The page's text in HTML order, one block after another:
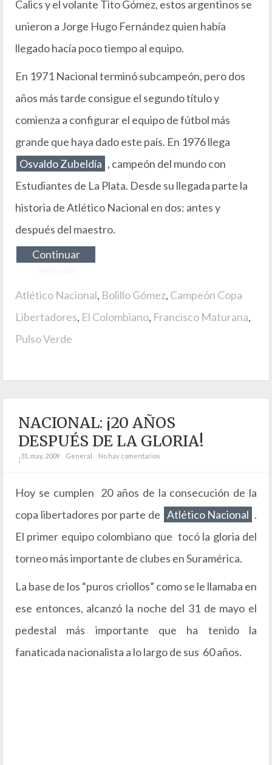
Calics y el volante Tito Gómez, estos argentinos se
unieron a Jorge Hugo Fernández quien había
llegado hacía poco tiempo al equipo.
En 1971 Nacional terminó subcampeón, pero dos
años más tarde consigue el segundo título y
comienza a configurar el equipo de fútbol más
grande que haya dado este país. En 1976 llega
Osvaldo Zubeldía , campeón del mundo con
Estudiantes de La Plata. Desde su llegada parte la
historia de Atlético Nacional en dos: antes y
después del maestro.
Continuar
Atlético Nacional, Bolillo Gómez, Campeón Copa
Libertadores, El Colombiano, Francisco Maturana,
Pulso Verde
NACIONAL: ¡20 AÑOS
DESPUÉS DE LA GLORIA!
;31. may. 2009 General No hay comentarios
Hoy se cumplen 20 años de la consecución de la
copa libertadores por parte de Atlético Nacional .
El primer equipo colombiano que tocó la gloria del
torneo más importante de clubes en Suramérica.
La base de los “puros criollos” como se le llamaba en
ese entonces, alcanzó la noche del 31 de mayo el
pedestal más importante que ha tenido la
fanaticada nacionalista a lo largo de sus 60 años.